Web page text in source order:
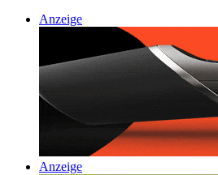
Anzeige
Anzeige